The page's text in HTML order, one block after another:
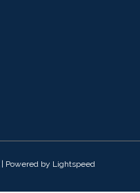
| Powered by Lightspeed